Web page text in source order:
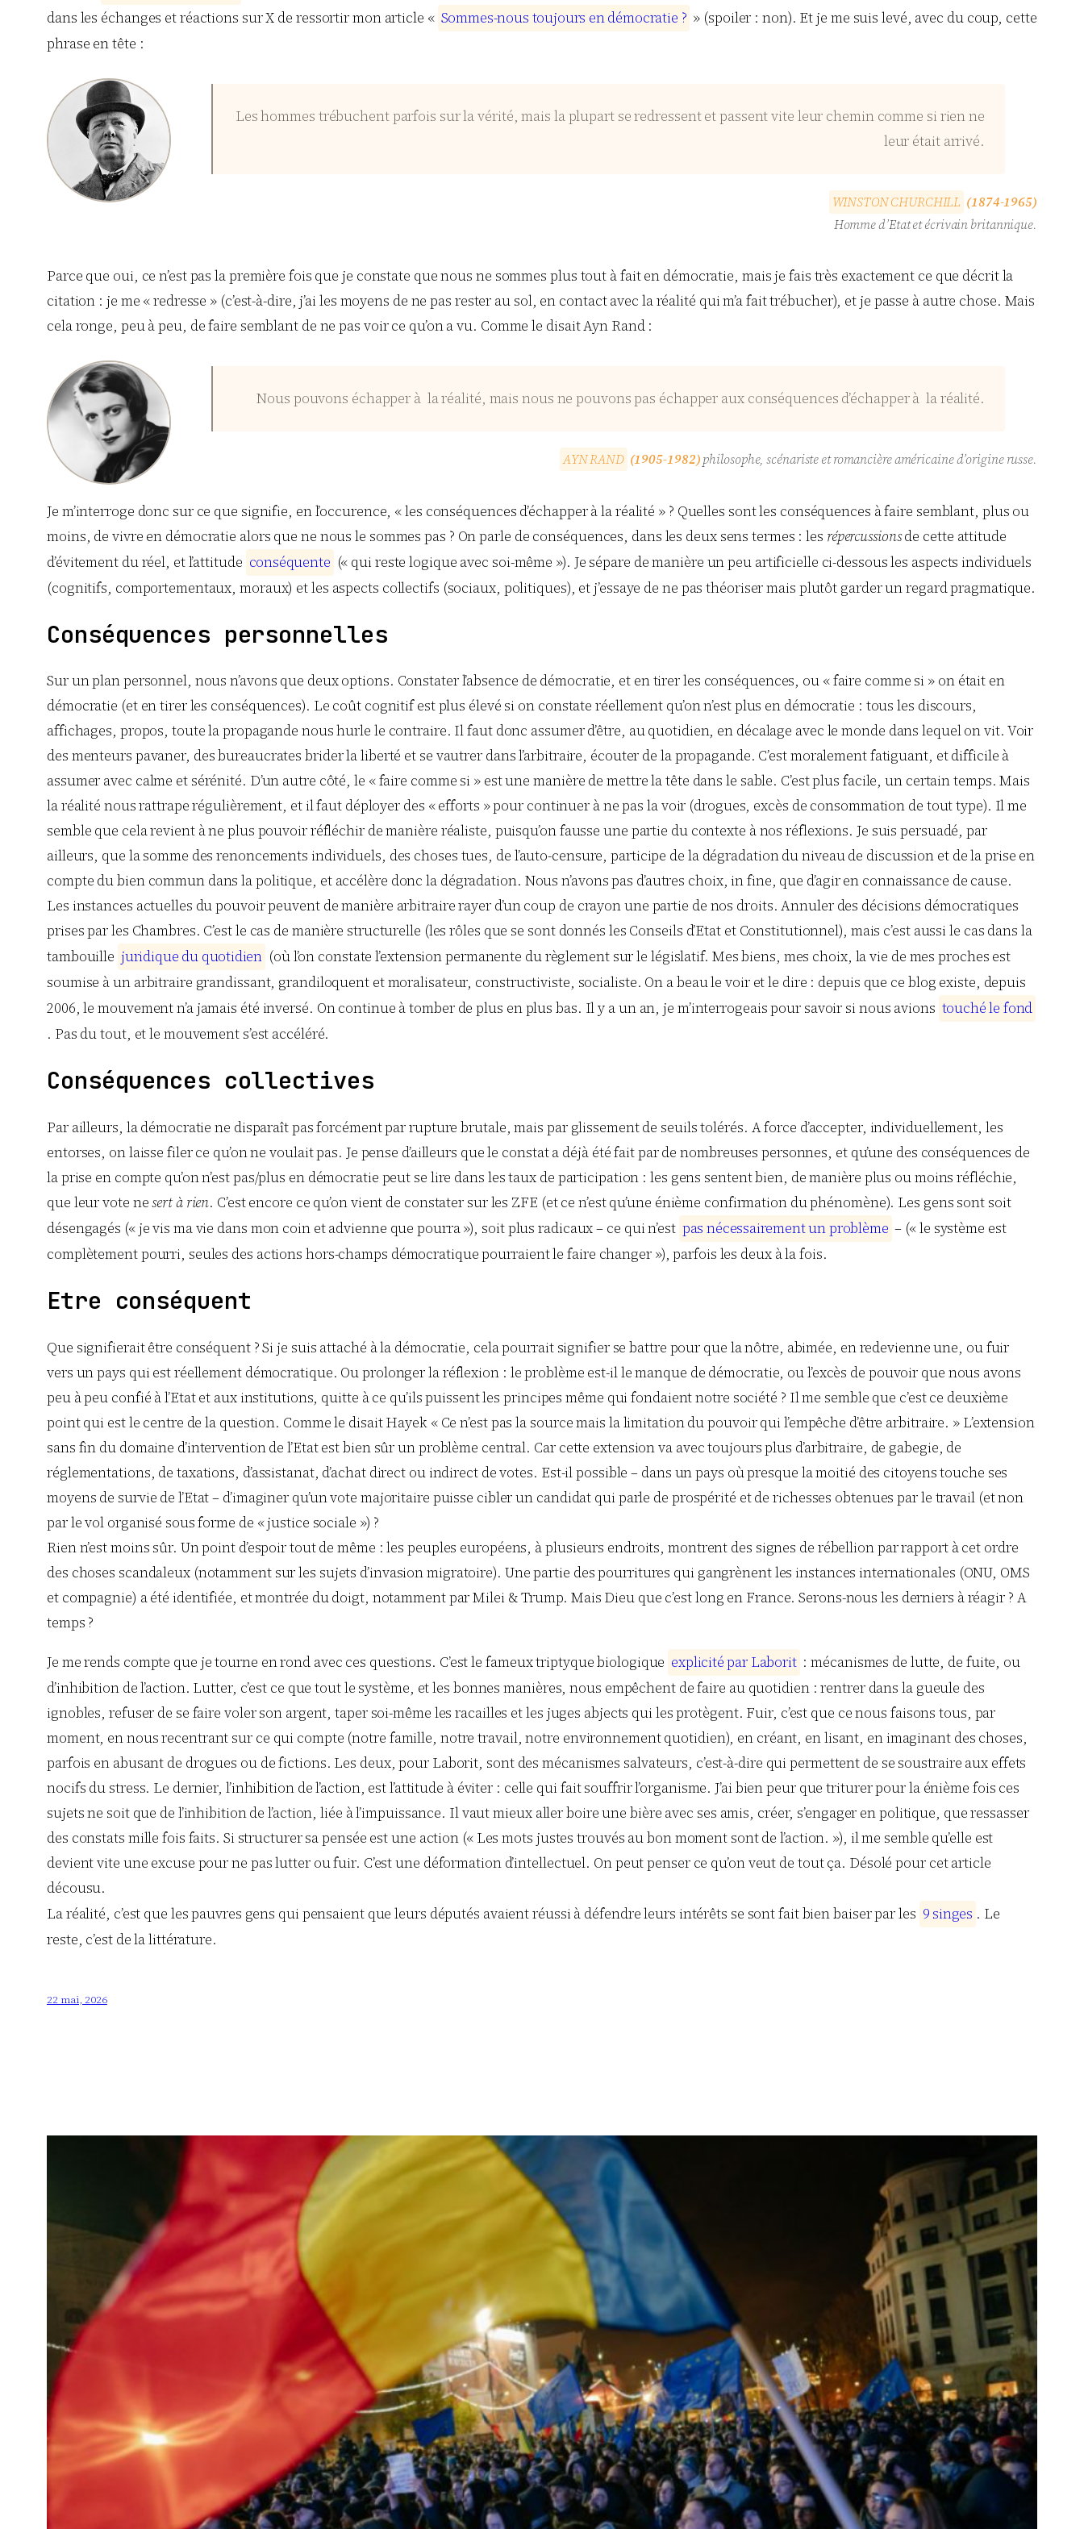
dans les échanges et réactions sur X de ressortir mon article « Sommes-nous toujours endémocratie ? » (spoiler : non). Et je me suis levé, avec du coup, cette
phrase en tête :
Les hommes trébuchent parfois sur la vérité, mais la plupart se redressent et passent vite leur chemin comme si rien ne
leur était arrivé.
WINSTONCHURCHILL (1874-1965)
Homme d’Etat et écrivain britannique.
Parce que oui, ce n’est pas la première fois que je constate que nous ne sommes plus tout à fait en démocratie, mais je fais très exactement ce que décrit la
citation : je me « redresse » (c’est-à-dire, j’ai les moyens de ne pas rester au sol, en contact avec la réalité qui m’a fait trébucher), et je passe à autre chose. Mais
cela ronge, peu à peu, de faire semblant de ne pas voir ce qu’on a vu. Comme le disait Ayn Rand :
Nous pouvons échapper à la réalité, mais nous ne pouvons pas échapper aux conséquences d’échapper à la réalité.
AYNRAND (1905-1982)philosophe, scénariste et romancière américaine d’origine russe.
Je m’interroge donc sur ce que signifie, en l’occurence, « les conséquences d’échapper à la réalité » ? Quelles sont les conséquences à faire semblant, plus ou
moins, de vivre en démocratie alors que ne nous le sommes pas ? On parle de conséquences, dans les deux sens termes : les répercussionsde cette attitude
d’évitement du réel, et l’attitude conséquente (« qui reste logique avec soi-même »). Je sépare de manière un peu artificielle ci-dessous les aspects individuels
(cognitifs, comportementaux, moraux) et les aspects collectifs (sociaux, politiques), et j’essaye de ne pas théoriser mais plutôt garder un regard pragmatique.
Conséquences personnelles
Sur un plan personnel, nous n’avons que deux options. Constater l’absence de démocratie, et en tirer les conséquences, ou « faire comme si » on était en
démocratie (et en tirer les conséquences). Le coût cognitif est plus élevé si on constate réellement qu’on n’est plus en démocratie : tous les discours,
affichages, propos, toute la propagande nous hurle le contraire. Il faut donc assumer d’être, au quotidien, en décalage avec le monde dans lequel on vit. Voir
des menteurs pavaner, des bureaucrates brider la liberté et se vautrer dans l’arbitraire, écouter de la propagande. C’est moralement fatiguant, et difficile à
assumer avec calme et sérénité. D’un autre côté, le « faire comme si » est une manière de mettre la tête dans le sable. C’est plus facile, un certain temps. Mais
la réalité nous rattrape régulièrement, et il faut déployer des « efforts » pour continuer à ne pas la voir (drogues, excès de consommation de tout type). Il me
semble que cela revient à ne plus pouvoir réfléchir de manière réaliste, puisqu’on fausse une partie du contexte à nos réflexions. Je suis persuadé, par
ailleurs, que la somme des renoncements individuels, des choses tues, de l’auto-censure, participe de la dégradation du niveau de discussion et de la prise en
compte du bien commun dans la politique, et accélère donc la dégradation. Nous n’avons pas d’autres choix, in fine, que d’agir en connaissance de cause.
Les instances actuelles du pouvoir peuvent de manière arbitraire rayer d’un coup de crayon une partie de nos droits. Annuler des décisions démocratiques
prises par les Chambres. C’est le cas de manière structurelle (les rôles que se sont donnés les Conseils d’Etat et Constitutionnel), mais c’est aussi le cas dans la
tambouille juridique du quotidien (où l’on constate l’extension permanente du règlement sur le législatif. Mes biens, mes choix, la vie de mes proches est
soumise à un arbitraire grandissant, grandiloquent et moralisateur, constructiviste, socialiste. On a beau le voir et le dire : depuis que ce blog existe, depuis
2006, le mouvement n’a jamais été inversé. On continue à tomber de plus en plus bas. Il y a un an, je m’interrogeais pour savoir si nous avions touchéle fond
. Pas du tout, et le mouvement s’est accéléré.
Conséquences collectives
Par ailleurs, la démocratie ne disparaît pas forcément par rupture brutale, mais par glissement de seuils tolérés. A force d’accepter, individuellement, les
entorses, on laisse filer ce qu’on ne voulait pas. Je pense d’ailleurs que le constat a déjà été fait par de nombreuses personnes, et qu’une des conséquences de
la prise en compte qu’on n’est pas/plus en démocratie peut se lire dans les taux de participation : les gens sentent bien, de manière plus ou moins réfléchie,
que leur vote nesert à rien. C’est encore ce qu’on vient de constater sur les ZFE (et ce n’est qu’une énième confirmation du phénomène). Les gens sont soit
désengagés (« je vis ma vie dans mon coin et advienne que pourra »), soit plus radicaux – ce qui n’est pas nécessairementunproblème – (« le système est
complètement pourri, seules des actions hors-champs démocratique pourraient le faire changer »), parfois les deux à la fois.
Etre conséquent
Que signifierait être conséquent ? Si je suis attaché à la démocratie, cela pourrait signifier se battre pour que la nôtre, abimée, en redevienne une, ou fuir
vers un pays qui est réellement démocratique. Ou prolonger la réflexion : le problème est-il le manque de démocratie, ou l’excès de pouvoir que nous avons
peu à peu confié à l’Etat et aux institutions, quitte à ce qu’ils puissent les principes même qui fondaient notre société ? Il me semble que c’est ce deuxième
point qui est le centre de la question. Comme le disait Hayek « Ce n’est pas la source mais la limitation du pouvoir qui l’empêche d’être arbitraire. » L’extension
sans fin du domaine d’intervention de l’Etat est bien sûr un problème central. Car cette extension va avec toujours plus d’arbitraire, de gabegie, de
réglementations, de taxations, d’assistanat, d’achat direct ou indirect de votes. Est-il possible – dans un pays où presque la moitié des citoyens touche ses
moyens de survie de l’Etat – d’imaginer qu’un vote majoritaire puisse cibler un candidat qui parle de prospérité et de richesses obtenues par le travail (et non
par le vol organisé sous forme de « justice sociale ») ?
Rien n’est moins sûr. Un point d’espoir tout de même : les peuples européens, à plusieurs endroits, montrent des signes de rébellion par rapport à cet ordre
des choses scandaleux (notamment sur les sujets d’invasion migratoire). Une partie des pourritures qui gangrènent les instances internationales (ONU, OMS
et compagnie) a été identifiée, et montrée du doigt, notamment par Milei & Trump. Mais Dieu que c’est long en France. Serons-nous les derniers à réagir ? A
temps ?
Je me rends compte que je tourne en rond avec ces questions. C’est le fameux triptyque biologique explicitépar Laborit : mécanismes de lutte, de fuite, ou
d’inhibition de l’action. Lutter, c’est ce que tout le système, et les bonnes manières, nous empêchent de faire au quotidien : rentrer dans la gueule des
ignobles, refuser de se faire voler son argent, taper soi-même les racailles et les juges abjects qui les protègent. Fuir, c’est que ce nous faisons tous, par
moment, en nous recentrant sur ce qui compte (notre famille, notre travail, notre environnement quotidien), en créant, en lisant, en imaginant des choses,
parfois en abusant de drogues ou de fictions. Les deux, pour Laborit, sont des mécanismes salvateurs, c’est-à-dire qui permettent de se soustraire aux effets
nocifs du stress. Le dernier, l’inhibition de l’action, est l’attitude à éviter : celle qui fait souffrir l’organisme. J’ai bien peur que triturer pour la énième fois ces
sujets ne soit que de l’inhibition de l’action, liée à l’impuissance. Il vaut mieux aller boire une bière avec ses amis, créer, s’engager en politique, que ressasser
des constats mille fois faits. Si structurer sa pensée est une action (« Les mots justes trouvés au bon moment sont de l’action. »), il me semble qu’elle est
devient vite une excuse pour ne pas lutter ou fuir. C’est une déformation d’intellectuel. On peut penser ce qu’on veut de tout ça. Désolé pour cet article
décousu.
La réalité, c’est que les pauvres gens qui pensaient que leurs députés avaient réussi à défendre leurs intérêts se sont fait bien baiser par les 9 singes . Le
reste, c’est de la littérature.
22 mai, 2026